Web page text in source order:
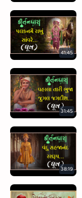
41:45
31:45
38:19